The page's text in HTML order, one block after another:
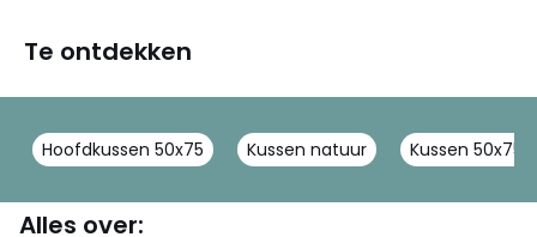
Te ontdekken
Hoofdkussen 50x75 Kussen natuur Kussen 50x75
Alles over: